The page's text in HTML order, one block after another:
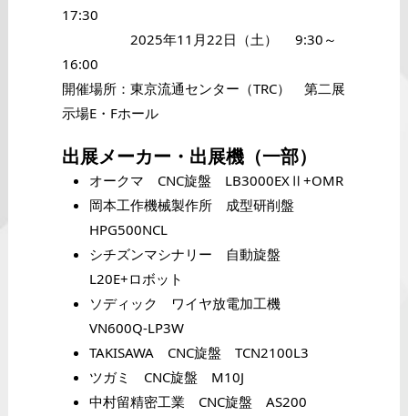
17:30
2025年11月22日（土） 9:30～
16:00
開催場所：東京流通センター（TRC） 第二展
示場E・Fホール
出展メーカー・出展機（一部）
オークマ CNC旋盤 LB3000EXⅡ+OMR
岡本工作機械製作所 成型研削盤
HPG500NCL
シチズンマシナリー 自動旋盤
L20E+ロボット
ソディック ワイヤ放電加工機
VN600Q-LP3W
TAKISAWA CNC旋盤 TCN2100L3
ツガミ CNC旋盤 M10J
中村留精密工業 CNC旋盤 AS200